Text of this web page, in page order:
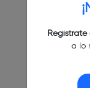
Regístrate
a lo